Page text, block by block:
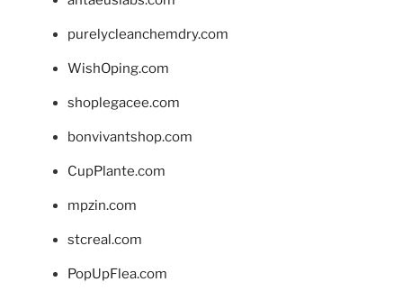
purelycleanchemdry.com
WishOping.com
shoplegacee.com
bonvivantshop.com
CupPlante.com
mpzin.com
stcreal.com
PopUpFlea.com